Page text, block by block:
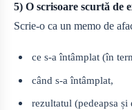
5) O scrisoare scurtă de
Scrie-o ca un memo de
ce s-a întâmplat (în
când s-a întâmplat,
rezultatul (pedeapsa și